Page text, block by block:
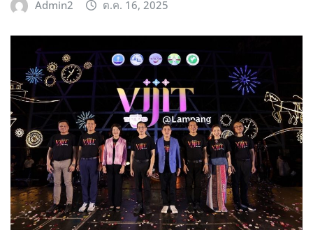
Admin2 ต.ค. 16, 2025